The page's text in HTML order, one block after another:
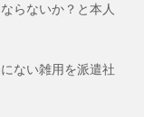
らないか？と本人
ない雑用を派遣社